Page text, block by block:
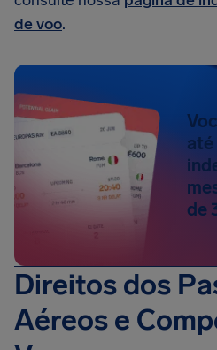
de voo.
até
de
Direitos dos
Aéreos e